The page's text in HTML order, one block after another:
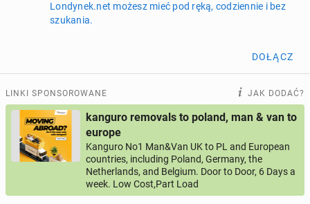
Oferta i cennik ogłoszeń
ogłoszeń online
PROFILE KANDYDATÓW 286profili online
USŁUGI 164ogłoszenia online
MOTORYZACJA 10ogłoszeń online
Londynek.net możesz mieć pod ręką, codziennie i bez
szukania.
DOŁĄCZ
LINKI SPONSOROWANE JAK DODAĆ?
kanguro removals to poland, man & van to
europe
Kanguro No1 Man&Van UK to PL and European
countries, including Poland, Germany, the
Netherlands, and Belgium. Door to Door, 6 Days a
week. Low Cost,Part Load